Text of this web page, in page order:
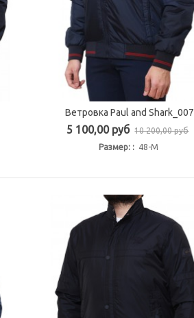
Быстрый просмотр
Ветровка Paul and Shark_007
5 100,00 руб 10 200,00 руб
Размер: : 48-M